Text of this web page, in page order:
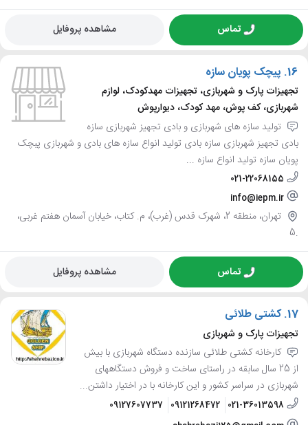
تماس مشاهده پروفایل
16. پیچک پویان سازه
تجهیزات پارک و شهربازی، تجهیزات مهدکودک، لوازم
شهربازی، کف پوش، مهد کودک، دیوارپوش
تولید سازه های شهربازی و بادی تجهیز شهربازی سازه
بادی تجهیز شهربازی سازه بادی تولید انواع سازه های بادی و شهربازی پبچک
پویان سازه تولید انواع سازه ...
021-22068155
info@iepm.ir
تهران، منطقه 2، شهرک قدس (غرب)، م. کتاب، خیابان آسمان هفتم غربی،
.5
تماس مشاهده پروفایل
17. کشتی طلائی
تجهیزات پارک و شهربازی
کارخانه کشتی طلائی سازنده دستگاه شهربازی با بیش
از 25 سال سابقه در راستای ساخت و فروش دستگاههای
شهربازی در سراسر کشور و این کارخانه با در اختیار داشتن...
021-36013598
09121268472
09127607737